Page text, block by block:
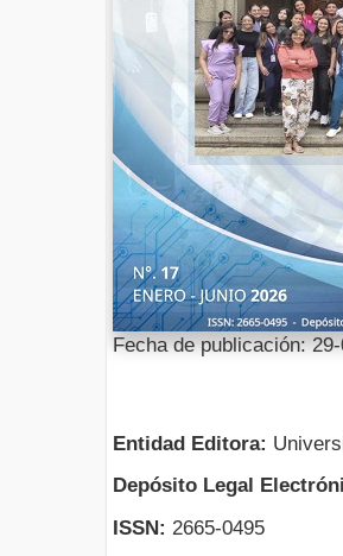
Fecha de publicación:
Entidad Editora:
Depósito Legal
ISSN: 2665-0495